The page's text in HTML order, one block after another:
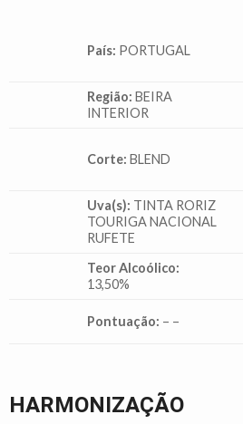
País: PORTUGAL
Região: BEIRA
INTERIOR
Corte: BLEND
Uva(s): TINTA RORIZ
TOURIGA NACIONAL
RUFETE
Teor Alcoólico:
13,50%
Pontuação: – –
HARMONIZAÇÃO